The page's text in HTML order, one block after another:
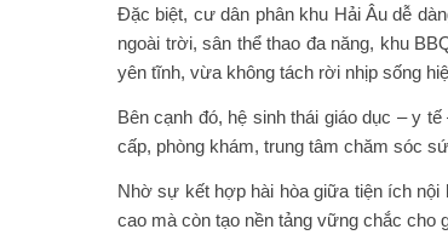
Đặc biệt, cư dân phân khu Hải Âu dễ
ngoài trời, sân thể thao đa năng, khu
yên tĩnh, vừa không tách rời nhịp sống
Bên cạnh đó, hệ sinh thái giáo dục – y
cấp, phòng khám, trung tâm chăm sóc
Nhờ sự kết hợp hài hòa giữa tiện ích
cao mà còn tạo nền tảng vững chắc cho